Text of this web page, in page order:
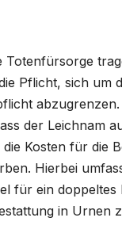
Pflicht, sich um
der Leichnam
Kosten für die
Hierbei
für ein
in Urnen